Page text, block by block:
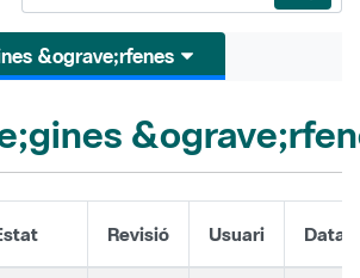
&ograve;rfenes
Revisió Usuari Data